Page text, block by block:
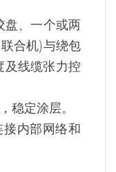
盘、一个或两
合机)与绕包
及线缆张力控
稳定涂层。
内部网络和